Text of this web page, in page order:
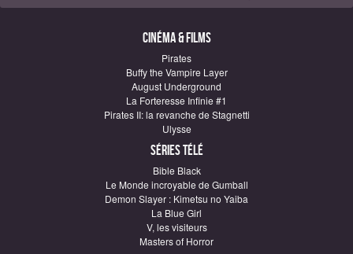
Cinéma & Films
Pirates
Buffy the Vampire Layer
August Underground
La Forteresse Infinie #1
Pirates II: la revanche de Stagnetti
Ulysse
Séries télé
Bible Black
Le Monde incroyable de Gumball
Demon Slayer : Kimetsu no Yaiba
La Blue Girl
V, les visiteurs
Masters of Horror